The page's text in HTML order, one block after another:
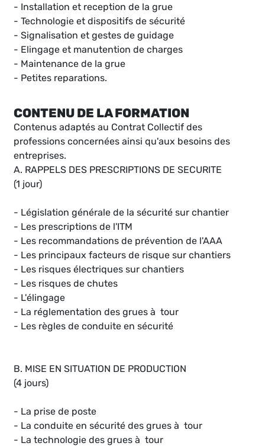
- Installation et reception de la grue
- Technologie et dispositifs de sécurité
- Signalisation et gestes de guidage
- Elingage et manutention de charges
- Maintenance de la grue
- Petites reparations.
CONTENU DE LA FORMATION
Contenus adaptés au Contrat Collectif des
professions concernées ainsi qu'aux besoins des
entreprises.
A. RAPPELS DES PRESCRIPTIONS DE SECURITE
(1 jour)
- Législation générale de la sécurité sur chantier
- Les prescriptions de l'ITM
- Les recommandations de prévention de l'AAA
- Les principaux facteurs de risque sur chantiers
- Les risques électriques sur chantiers
- Les risques de chutes
- L'élingage
- La réglementation des grues à tour
- Les règles de conduite en sécurité
B. MISE EN SITUATION DE PRODUCTION
(4 jours)
- La prise de poste
- La conduite en sécurité des grues à tour
- La technologie des grues à tour